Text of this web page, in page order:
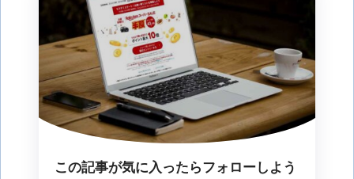
この記事が気に入ったらフォローしよう